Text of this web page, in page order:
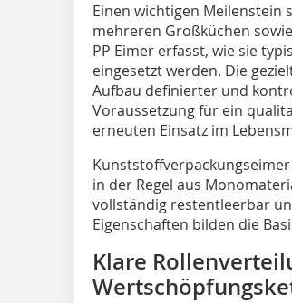
Einen wichtigen Meilenstein
mehreren Großküchen
PP Eimer erfasst, wie sie
eingesetzt werden. Die
Aufbau definierter und
Voraussetzung für ein
erneuten Einsatz im
in der Regel aus
vollständig restentleerbar
Eigenschaften bilden die
Klare